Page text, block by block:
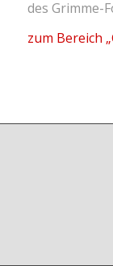
des Grimme-
zum Bereich